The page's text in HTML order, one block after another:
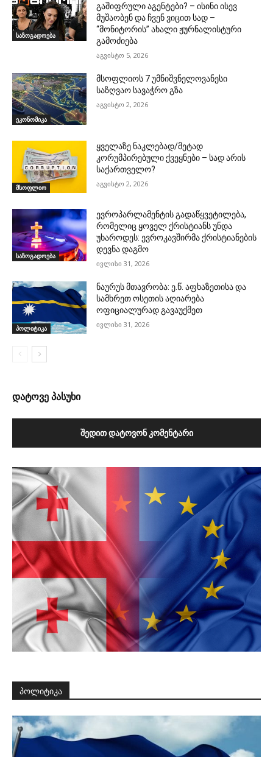
საზოგადოება
გაშიფრული აგენტები? – ისინი ისევ
მუშაობენ და ჩვენ ვიცით სად –
“მონიტორის” ახალი ჟურნალისტური
გამოძიება
აგვისტო 5, 2026
ეკონომიკა
მსოფლიოს 7 უმნიშვნელოვანესი
საზღვაო სავაჭრო გზა
აგვისტო 2, 2026
მსოფლიო
ყველაზე ნაკლებად/მეტად
კორუმპირებული ქვეყნები – სად არის
საქართველო?
აგვისტო 2, 2026
საზოგადოება
ევროპარლამენტის გადაწყვეტილება,
რომელიც ყოველ ქრისტიანს უნდა
უხაროდეს: ევროკავშირმა ქრისტიანების
დევნა დაგმო
ივლისი 31, 2026
პოლიტიკა
ნაურუს მთავრობა: ე.წ. აფხაზეთისა და
სამხრეთ ოსეთის აღიარება
ოფიციალურად გავაუქმეთ
ივლისი 31, 2026
დატოვე პასუხი
ᲨᲔᲓᲘᲗ ᲓᲐᲢᲝᲕᲝᲜ ᲙᲝᲛᲔᲜᲢᲐᲠᲘ
პოლიტიკა